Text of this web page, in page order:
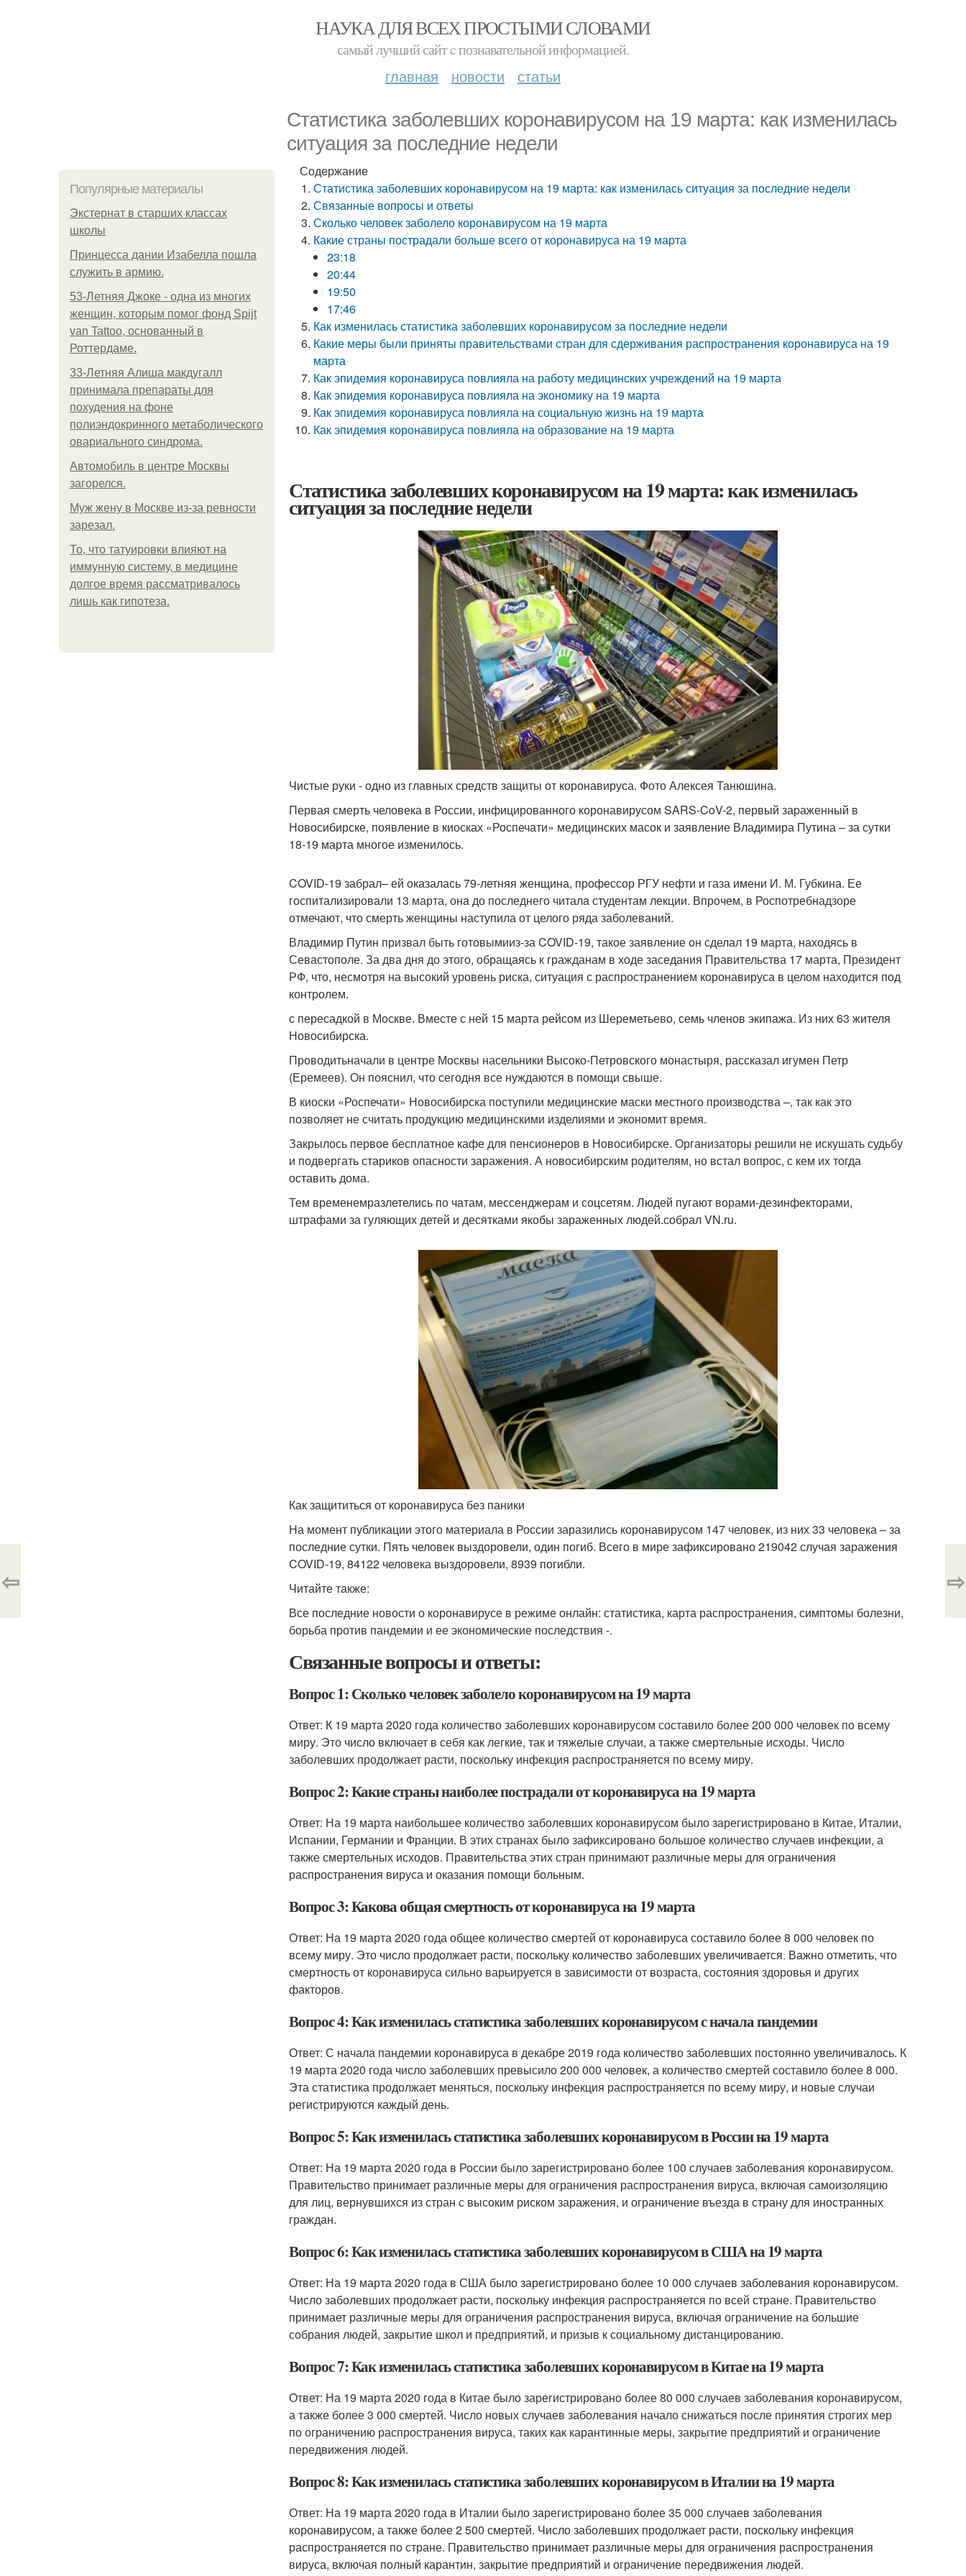
НАУКА ДЛЯ ВСЕХ ПРОСТЫМИ СЛОВАМИ
самый лучший сайт c познавательной информацией.
главная новости статьи
Статистика заболевших коронавирусом на 19 марта: как изменилась
ситуация за последние недели
Популярные материалы
Экстернат в старших классах
школы
Принцесса дании Изабелла пошла
служить в армию.
53-Летняя Джоке - одна из многих
женщин, которым помог фонд Spijt
van Tattoo, основанный в
Роттердаме.
33-Летняя Алиша макдугалл
принимала препараты для
похудения на фоне
полиэндокринного метаболического
овариального синдрома.
Автомобиль в центре Москвы
загорелся.
Mуж жену в Москве из-за ревности
зарезал.
То, что татуировки влияют на
иммунную систему, в медицине
долгое время рассматривалось
лишь как гипотеза.
Содержание
Статистика заболевших коронавирусом на 19 марта: как изменилась ситуация за последние недели
Связанные вопросы и ответы
Сколько человек заболело коронавирусом на 19 марта
Какие страны пострадали больше всего от коронавируса на 19 марта
23:18
20:44
19:50
17:46
Как изменилась статистика заболевших коронавирусом за последние недели
Какие меры были приняты правительствами стран для сдерживания распространения коронавируса на 19
марта
Как эпидемия коронавируса повлияла на работу медицинских учреждений на 19 марта
Как эпидемия коронавируса повлияла на экономику на 19 марта
Как эпидемия коронавируса повлияла на социальную жизнь на 19 марта
Как эпидемия коронавируса повлияла на образование на 19 марта
Статистика заболевших коронавирусом на 19 марта: как изменилась
ситуация за последние недели
Чистые руки - одно из главных средств защиты от коронавируса. Фото Алексея Танюшина.
Первая смерть человека в России, инфицированного коронавирусом SARS-CoV-2, первый зараженный в
Новосибирске, появление в киосках «Роспечати» медицинских масок и заявление Владимира Путина – за сутки
18-19 марта многое изменилось.
COVID-19 забрал– ей оказалась 79-летняя женщина, профессор РГУ нефти и газа имени И. М. Губкина. Ее
госпитализировали 13 марта, она до последнего читала студентам лекции. Впрочем, в Роспотребнадзоре
отмечают, что смерть женщины наступила от целого ряда заболеваний.
Владимир Путин призвал быть готовымииз-за COVID-19, такое заявление он сделал 19 марта, находясь в
Севастополе. За два дня до этого, обращаясь к гражданам в ходе заседания Правительства 17 марта, Президент
РФ, что, несмотря на высокий уровень риска, ситуация с распространением коронавируса в целом находится под
контролем.
с пересадкой в Москве. Вместе с ней 15 марта рейсом из Шереметьево, семь членов экипажа. Из них 63 жителя
Новосибирска.
Проводитьначали в центре Москвы насельники Высоко-Петровского монастыря, рассказал игумен Петр
(Еремеев). Он пояснил, что сегодня все нуждаются в помощи свыше.
В киоски «Роспечати» Новосибирска поступили медицинские маски местного производства –, так как это
позволяет не считать продукцию медицинскими изделиями и экономит время.
Закрылось первое бесплатное кафе для пенсионеров в Новосибирске. Организаторы решили не искушать судьбу
и подвергать стариков опасности заражения. А новосибирским родителям, но встал вопрос, с кем их тогда
оставить дома.
Тем временемразлетелись по чатам, мессенджерам и соцсетям. Людей пугают ворами-дезинфекторами,
штрафами за гуляющих детей и десятками якобы зараженных людей.собрал VN.ru.
Как защититься от коронавируса без паники
На момент публикации этого материала в России заразились коронавирусом 147 человек, из них 33 человека – за
последние сутки. Пять человек выздоровели, один погиб. Всего в мире зафиксировано 219042 случая заражения
COVID-19, 84122 человека выздоровели, 8939 погибли.
Читайте также:
Все последние новости о коронавирусе в режиме онлайн: статистика, карта распространения, симптомы болезни,
борьба против пандемии и ее экономические последствия -.
Связанные вопросы и ответы:
Вопрос 1: Сколько человек заболело коронавирусом на 19 марта
Ответ: К 19 марта 2020 года количество заболевших коронавирусом составило более 200 000 человек по всему
миру. Это число включает в себя как легкие, так и тяжелые случаи, а также смертельные исходы. Число
заболевших продолжает расти, поскольку инфекция распространяется по всему миру.
Вопрос 2: Какие страны наиболее пострадали от коронавируса на 19 марта
Ответ: На 19 марта наибольшее количество заболевших коронавирусом было зарегистрировано в Китае, Италии,
Испании, Германии и Франции. В этих странах было зафиксировано большое количество случаев инфекции, а
также смертельных исходов. Правительства этих стран принимают различные меры для ограничения
распространения вируса и оказания помощи больным.
Вопрос 3: Какова общая смертность от коронавируса на 19 марта
Ответ: На 19 марта 2020 года общее количество смертей от коронавируса составило более 8 000 человек по
всему миру. Это число продолжает расти, поскольку количество заболевших увеличивается. Важно отметить, что
смертность от коронавируса сильно варьируется в зависимости от возраста, состояния здоровья и других
факторов.
Вопрос 4: Как изменилась статистика заболевших коронавирусом с начала пандемии
Ответ: С начала пандемии коронавируса в декабре 2019 года количество заболевших постоянно увеличивалось. К
19 марта 2020 года число заболевших превысило 200 000 человек, а количество смертей составило более 8 000.
Эта статистика продолжает меняться, поскольку инфекция распространяется по всему миру, и новые случаи
регистрируются каждый день.
Вопрос 5: Как изменилась статистика заболевших коронавирусом в России на 19 марта
Ответ: На 19 марта 2020 года в России было зарегистрировано более 100 случаев заболевания коронавирусом.
Правительство принимает различные меры для ограничения распространения вируса, включая самоизоляцию
для лиц, вернувшихся из стран с высоким риском заражения, и ограничение въезда в страну для иностранных
граждан.
Вопрос 6: Как изменилась статистика заболевших коронавирусом в США на 19 марта
Ответ: На 19 марта 2020 года в США было зарегистрировано более 10 000 случаев заболевания коронавирусом.
Число заболевших продолжает расти, поскольку инфекция распространяется по всей стране. Правительство
принимает различные меры для ограничения распространения вируса, включая ограничение на большие
собрания людей, закрытие школ и предприятий, и призыв к социальному дистанцированию.
Вопрос 7: Как изменилась статистика заболевших коронавирусом в Китае на 19 марта
Ответ: На 19 марта 2020 года в Китае было зарегистрировано более 80 000 случаев заболевания коронавирусом,
а также более 3 000 смертей. Число новых случаев заболевания начало снижаться после принятия строгих мер
по ограничению распространения вируса, таких как карантинные меры, закрытие предприятий и ограничение
передвижения людей.
Вопрос 8: Как изменилась статистика заболевших коронавирусом в Италии на 19 марта
Ответ: На 19 марта 2020 года в Италии было зарегистрировано более 35 000 случаев заболевания
коронавирусом, а также более 2 500 смертей. Число заболевших продолжает расти, поскольку инфекция
распространяется по стране. Правительство принимает различные меры для ограничения распространения
вируса, включая полный карантин, закрытие предприятий и ограничение передвижения людей.
⇦ ⇨